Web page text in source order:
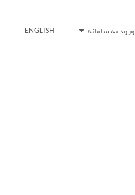
ورود به سامانه ENGLISH